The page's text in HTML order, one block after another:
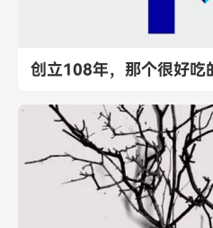
创立108年，那个很好